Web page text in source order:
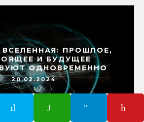
ПРОШЛОЕ,
И БУДУЩЕЕ
ОДНОВРЕМЕННО
20.02.2024